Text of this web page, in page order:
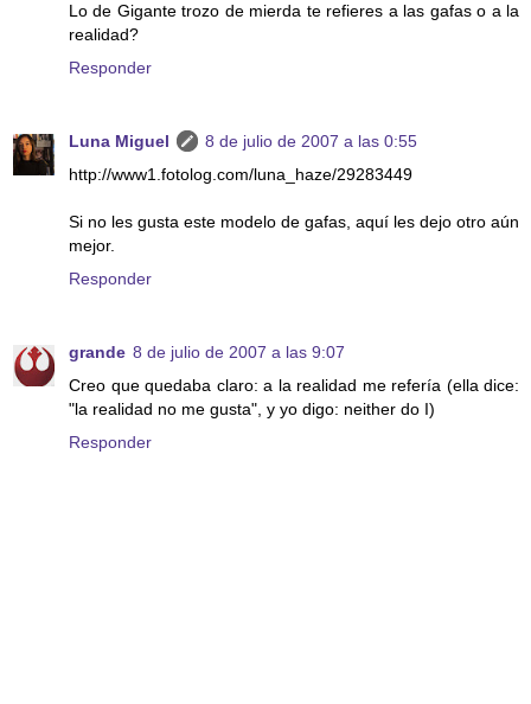
Lo de Gigante trozo de mierda te refieres a las gafas o a la
realidad?
Responder
Luna Miguel
8 de julio de 2007 a las 0:55
http://www1.fotolog.com/luna_haze/29283449
Si no les gusta este modelo de gafas, aquí les dejo otro aún
mejor.
Responder
grande 8 de julio de 2007 a las 9:07
Creo que quedaba claro: a la realidad me refería (ella dice:
"la realidad no me gusta", y yo digo: neither do I)
Responder